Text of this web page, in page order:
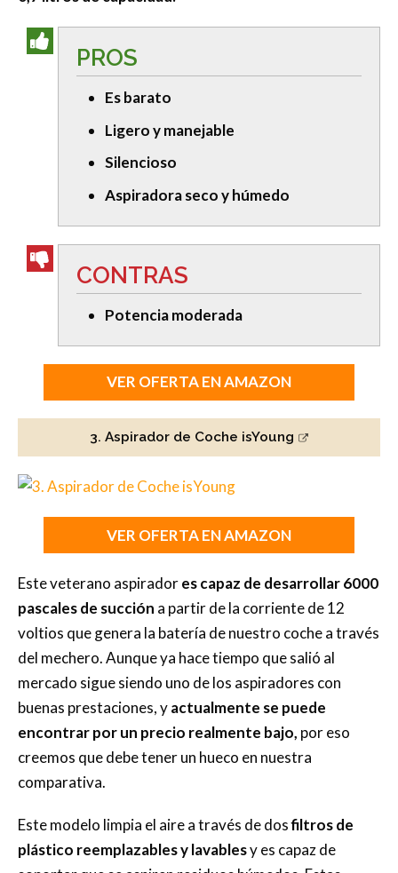
PROS
Es barato
Ligero y manejable
Silencioso
Aspiradora seco y húmedo
CONTRAS
Potencia moderada
VER OFERTA EN AMAZON
3. Aspirador de Coche isYoung
VER OFERTA EN AMAZON
Este veterano aspiradores capaz de desarrollar 6000
pascales de succión a partir de la corriente de 12
voltios que genera la batería de nuestro coche a través
del mechero. Aunque ya hace tiempo que salió al
mercado sigue siendo uno de los aspiradores con
buenas prestaciones, yactualmente se puede
encontrar por un precio realmente bajo, por eso
creemos que debe tener un hueco en nuestra
comparativa.
Este modelo limpia el aire a través de dosfiltros de
plástico reemplazables y lavablesy es capaz de